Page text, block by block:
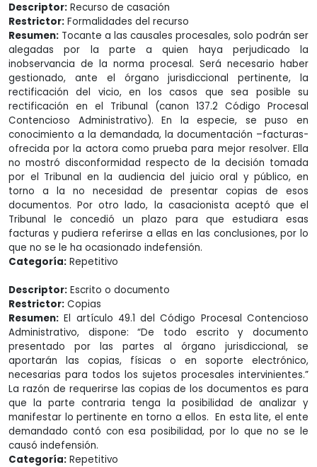
Descriptor: Recurso de casación
Restrictor: Formalidades del recurso
Resumen: Tocante a las causales procesales, solo podrán ser
alegadas por la parte a quien haya perjudicado la
inobservancia de la norma procesal. Será necesario haber
gestionado, ante el órgano jurisdiccional pertinente, la
rectificación del vicio, en los casos que sea posible su
rectificación en el Tribunal (canon 137.2 Código Procesal
Contencioso Administrativo). En la especie, se puso en
conocimiento a la demandada, la documentación –facturas-
ofrecida por la actora como prueba para mejor resolver. Ella
no mostró disconformidad respecto de la decisión tomada
por el Tribunal en la audiencia del juicio oral y público, en
torno a la no necesidad de presentar copias de esos
documentos. Por otro lado, la casacionista aceptó que el
Tribunal le concedió un plazo para que estudiara esas
facturas y pudiera referirse a ellas en las conclusiones, por lo
que no se le ha ocasionado indefensión.
Categoría: Repetitivo
Descriptor: Escrito o documento
Restrictor: Copias
Resumen: El artículo 49.1 del Código Procesal Contencioso
Administrativo, dispone: “De todo escrito y documento
presentado por las partes al órgano jurisdiccional, se
aportarán las copias, físicas o en soporte electrónico,
necesarias para todos los sujetos procesales intervinientes.”
La razón de requerirse las copias de los documentos es para
que la parte contraria tenga la posibilidad de analizar y
manifestar lo pertinente en torno a ellos. En esta lite, el ente
demandado contó con esa posibilidad, por lo que no se le
causó indefensión.
Categoría: Repetitivo